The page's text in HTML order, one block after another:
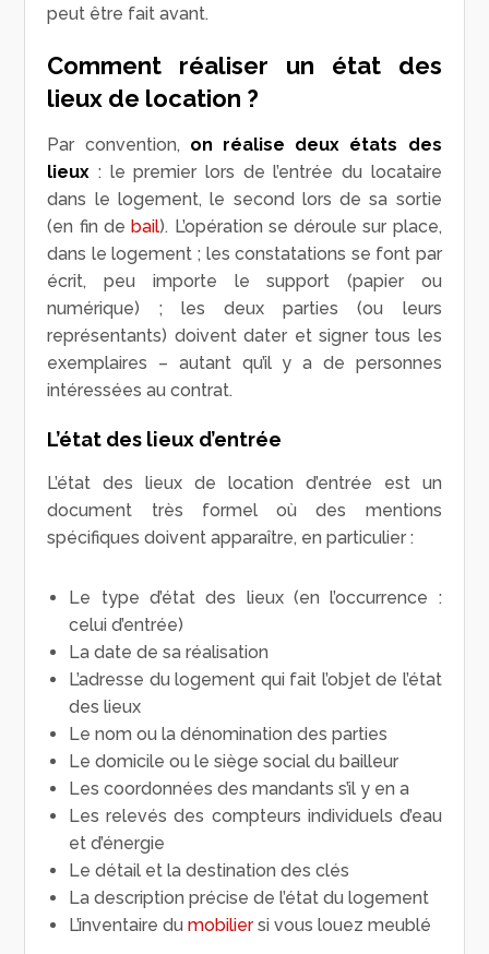
peut être fait avant.
Comment réaliser un état des
lieux de location ?
Par convention, on réalise deux états des
lieux : le premier lors de l’entrée du locataire
dans le logement, le second lors de sa sortie
(en fin debail). L’opération se déroule sur place,
dans le logement ; les constatations se font par
écrit, peu importe le support (papier ou
numérique) ; les deux parties (ou leurs
représentants) doivent dater et signer tous les
exemplaires – autant qu’il y a de personnes
intéressées au contrat.
L’état des lieux d’entrée
L’état des lieux de location d’entrée est un
document très formel où des mentions
spécifiques doivent apparaître, en particulier :
Le type d’état des lieux (en l’occurrence :
celui d’entrée)
La date de sa réalisation
L’adresse du logement qui fait l’objet de l’état
des lieux
Le nom ou la dénomination des parties
Le domicile ou le siège social du bailleur
Les coordonnées des mandants s’il y en a
Les relevés des compteurs individuels d’eau
et d’énergie
Le détail et la destination des clés
La description précise de l’état du logement
L’inventaire dumobiliersi vous louez meublé